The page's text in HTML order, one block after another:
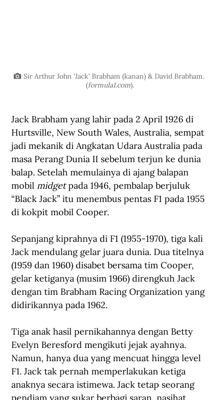
Sir Arthur John 'Jack' Brabham (kanan) & David Brabham.
(formula1.com).
Jack Brabham yang lahir pada 2 April 1926 di
Hurtsville, New South Wales, Australia, sempat
jadi mekanik di Angkatan Udara Australia pada
masa Perang Dunia II sebelum terjun ke dunia
balap. Setelah memulainya di ajang balapan
mobil midget pada 1946, pembalap berjuluk
“Black Jack” itu menembus pentas F1 pada 1955
di kokpit mobil Cooper.
Sepanjang kiprahnya di F1 (1955-1970), tiga kali
Jack mendulang gelar juara dunia. Dua titelnya
(1959 dan 1960) disabet bersama tim Cooper,
gelar ketiganya (musim 1966) direngkuh Jack
dengan tim Brabham Racing Organization yang
didirikannya pada 1962.
Tiga anak hasil pernikahannya dengan Betty
Evelyn Beresford mengikuti jejak ayahnya.
Namun, hanya dua yang mencuat hingga level
F1. Jack tak pernah memperlakukan ketiga
anaknya secara istimewa. Jack tetap seorang
pendiam yang sukar berbagi saran, nasihat,